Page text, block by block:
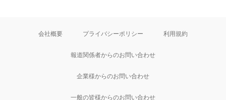
会社概要 プライバシーポリシー 利用規約
報道関係者からのお問い合わせ
企業様からのお問い合わせ
一般の皆様からのお問い合わせ